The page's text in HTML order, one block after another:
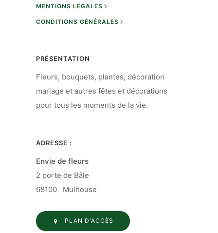
MENTIONS LÉGALES
CONDITIONS GÉNÉRALES
PRÉSENTATION
Fleurs, bouquets, plantes, décoration
mariage et autres fêtes et décorations
pour tous les moments de la vie.
ADRESSE :
Envie de fleurs
2 porte de Bâle
68100 Mulhouse
PLAN D'ACCÈS